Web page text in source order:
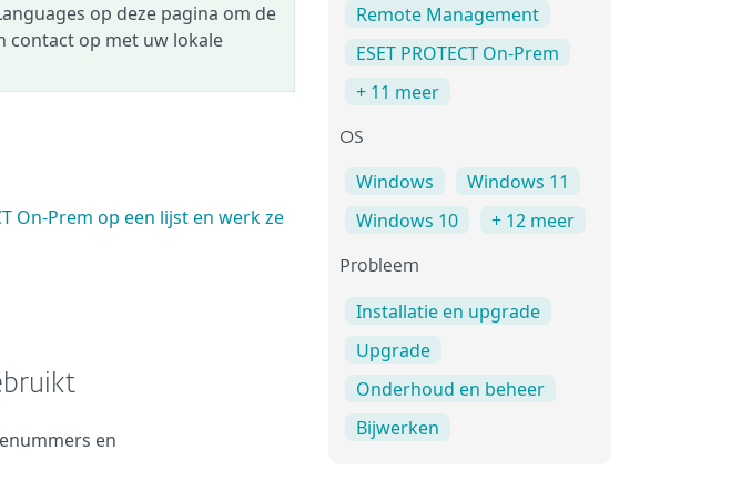
op deze pagina om de
contact op met uw lokale
On-Prem op een lijst en werk ze
en
Remote Management
ESET PROTECT On-Prem
+ 11 meer
OS
Windows
Windows 11
Windows 10
+ 12 meer
Probleem
Installatie en upgrade
Upgrade
Onderhoud en beheer
Bijwerken